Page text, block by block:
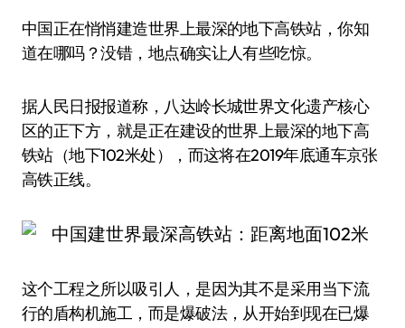
中国正在悄悄建造世界上最深的地下高铁站，你知
道在哪吗？没错，地点确实让人有些吃惊。
据人民日报报道称，八达岭长城世界文化遗产核心
区的正下方，就是正在建设的世界上最深的地下高
铁站（地下102米处），而这将在2019年底通车京张
高铁正线。
这个工程之所以吸引人，是因为其不是采用当下流
行的盾构机施工，而是爆破法，从开始到现在已爆